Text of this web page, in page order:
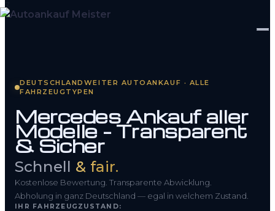
So funktioniert’s
Kontakt
FAQ
DEUTSCHLANDWEITER AUTOANKAUF · ALLE
FAHRZEUGTYPEN
Mercedes Ankauf aller
Modelle – Transparent
& Sicher
Schnell & fair.
Kostenlose Bewertung. Transparente Abwicklung.
Abholung in ganz Deutschland — egal in welchem Zustand.
IHR FAHRZEUGZUSTAND: